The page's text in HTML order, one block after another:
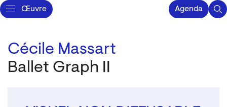
Œuvre Agenda
Cécile Massart
Ballet Graph II